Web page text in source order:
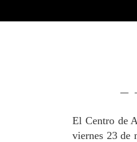
El Centro de
viernes 23 de